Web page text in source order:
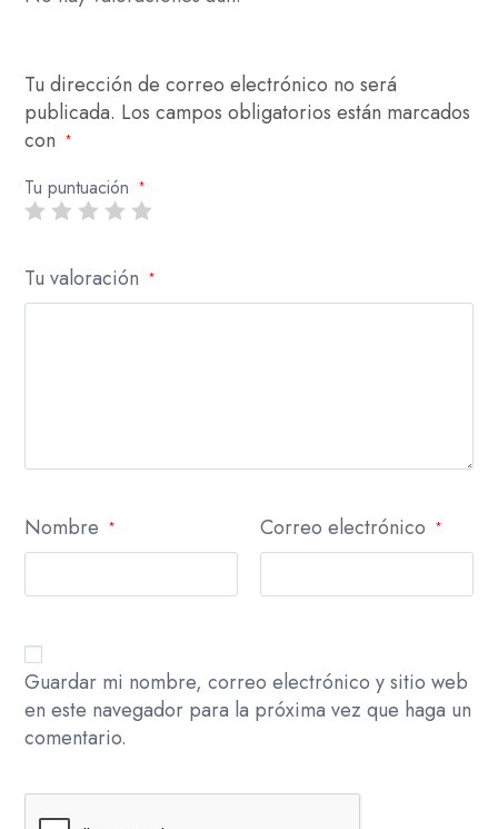
Tu dirección de correo electrónico no será
publicada. Los campos obligatorios están marcados
con
*
Tu puntuación *
Tu valoración *
Nombre * Correo electrónico *
Guardar mi nombre, correo electrónico y sitio web
en este navegador para la próxima vez que haga un
comentario.